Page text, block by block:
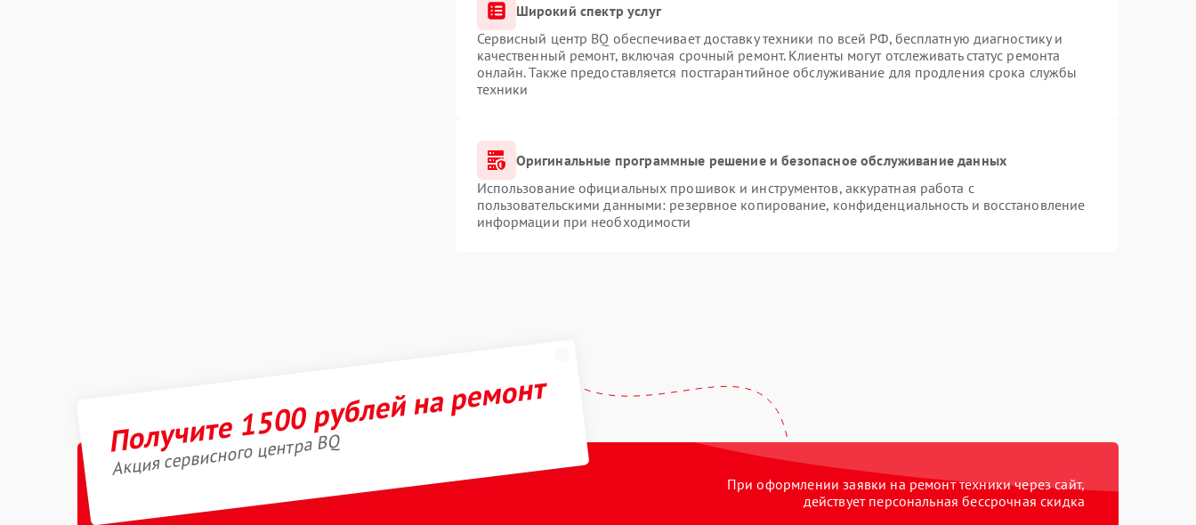
Широкий спектр услуг
Сервисный центр BQ обеспечивает доставку техники по всей РФ, бесплатную диагностику и
качественный ремонт, включая срочный ремонт. Клиенты могут отслеживать статус ремонта
онлайн. Также предоставляется постгарантийное обслуживание для продления срока службы
техники
Оригинальные программные решение и безопасное обслуживание данных
Использование официальных прошивок и инструментов, аккуратная работа с
пользовательскими данными: резервное копирование, конфиденциальность и восстановление
информации при необходимости
Получите 1500 рублей на ремонт
Акция сервисного центра BQ
При оформлении заявки на ремонт техники через сайт,
действует персональная бессрочная скидка